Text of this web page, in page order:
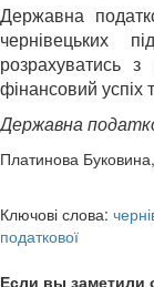
Державна
чернівецьких
розрахуватись
фінансовий успіх
Державна
Платинова
Ключові слова:
податкової
Если вы заметили